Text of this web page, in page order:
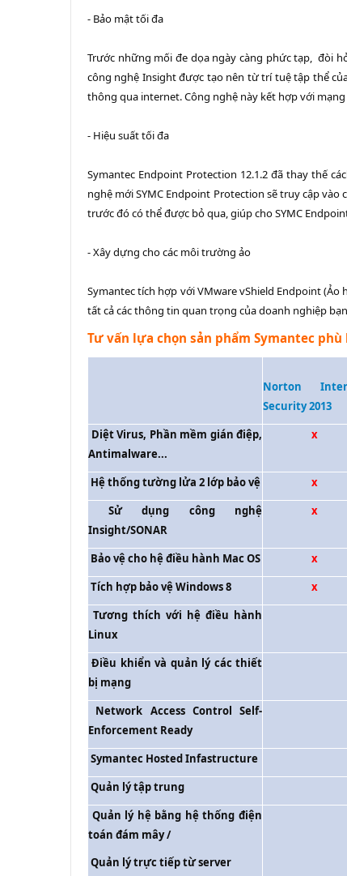
- Bảo mật tối đa
Trước những mối đe dọa ngày càng phức tạp, đòi
công nghệ Insight được tạo nên từ trí tuệ tập thể
thông qua internet. Công nghệ này kết hợp với
- Hiệu suất tối đa
Symantec Endpoint Protection 12.1.2 đã thay thế
nghệ mới SYMC Endpoint Protection sẽ truy cập
trước đó có thể được bỏ qua, giúp cho SYMC
- Xây dựng cho các môi trường ảo
Symantec tích hợp với VMware vShield Endpoint
tất cả các thông tin quan trọng của doanh nghiệp
Tư vấn lựa chọn sản phẩm Symantec
Norton
Security 2013
Diệt Virus, Phần mềm gián điệp,
Antimalware...
x
Hệ thống tường lửa 2 lớp bảo vệ x
Sử dụng công nghệ
Insight/SONAR
x
Bảo vệ cho hệ điều hành Mac OS x
Tích hợp bảo vệ Windows 8
x
Tương thích với hệ điều hành
Linux
Điều khiển và quản lý các thiết
bị mạng
Network Access Control Self-
Enforcement Ready
Symantec Hosted Infastructure
Quản lý tập trung
Quản lý hệ bằng hệ thống điện
toán đám mây /
Quản lý trực tiếp từ server